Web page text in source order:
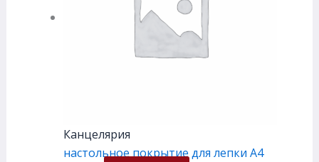
Канцелярия
настольное покрытие для лепки А4